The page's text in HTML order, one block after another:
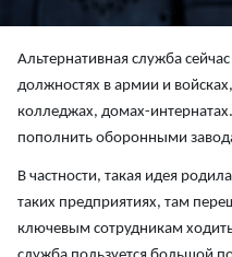
Альтернативная служба
должностях в армии и
колледжах, домах-
пополнить оборонными
В частности, такая идея
таких предприятиях, там
ключевым сотрудникам